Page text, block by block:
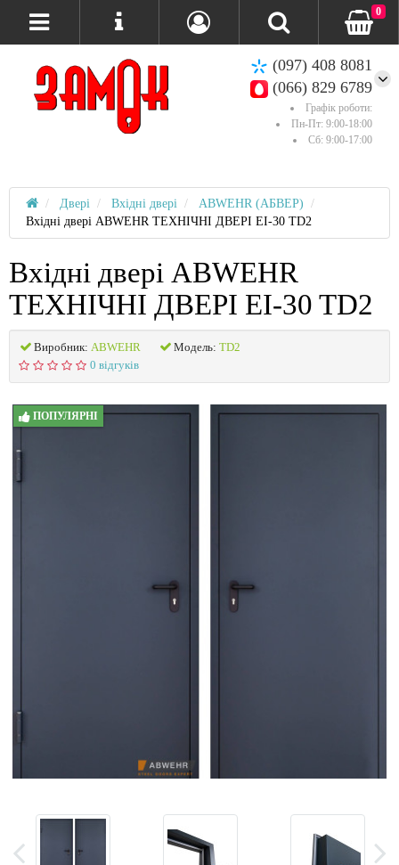
(097) 408 8081
(066) 829 6789
Графік роботи:
Пн-Пт: 9:00-18:00
Сб: 9:00-17:00
0
Двері Вхідні двері
ABWEHR (АБВЕР)
Вхідні двері ABWEHR ТЕХНІЧНІ ДВЕРІ EI-30 TD2
Вхідні двері ABWEHR
ТЕХНІЧНІ ДВЕРІ EI-30 TD2
Виробник: ABWEHR Модель: TD2
0 відгуків
ПОПУЛЯРНІ